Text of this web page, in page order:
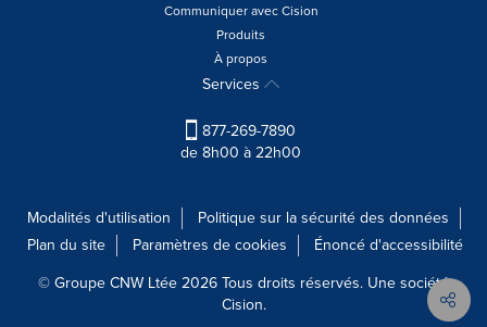
Communiquer avec Cision
Produits
À propos
Services
877-269-7890
de 8h00 à 22h00
Modalités d'utilisation
Politique sur la sécurité des données
Plan du site
Paramètres de cookies
Énoncé d'accessibilité
© Groupe CNW Ltée 2026 Tous droits réservés. Une société
Cision.